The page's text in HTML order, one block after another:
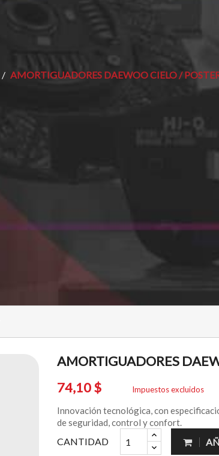
AMORTIGUADORES DAEWOO CIELO /
AMORTIGUADORES
74,10 $
Impuestos excluidos
Innovación tecnológica, con
de seguridad, control y confort.
CANTIDAD